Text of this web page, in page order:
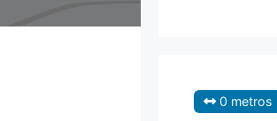
0 metros